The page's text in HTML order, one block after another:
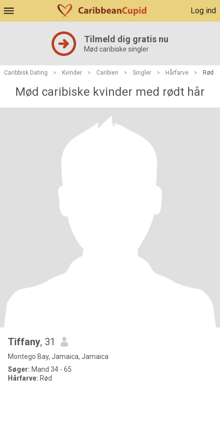
Log ind
Tilmeld dig gratis nu
Mød caribiske singler
Caribbisk Dating > Kvinder > Caribien > Singler > Hårfarve > Rød
Mød caribiske kvinder med rødt hår
Tiffany, 31
Montego Bay, Jamaica, Jamaica
Søger: Mand 34 - 65
Hårfarve: Rød